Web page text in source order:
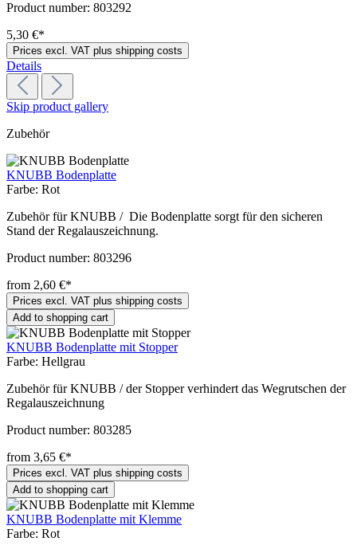
Product number: 803292
5,30 €*
Prices excl. VAT plus shipping costs
Details
Skip product gallery
Zubehör
KNUBB Bodenplatte
Farbe: Rot
Zubehör für KNUBB / Die Bodenplatte sorgt für den sicheren
Stand der Regalauszeichnung.
Product number: 803296
from 2,60 €*
Prices excl. VAT plus shipping costs
Add to shopping cart
KNUBB Bodenplatte mit Stopper
Farbe: Hellgrau
Zubehör für KNUBB / der Stopper verhindert das Wegrutschen der
Regalauszeichnung
Product number: 803285
from 3,65 €*
Prices excl. VAT plus shipping costs
Add to shopping cart
KNUBB Bodenplatte mit Klemme
Farbe: Rot